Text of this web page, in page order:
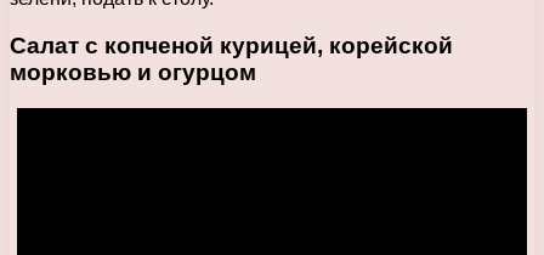
Салат с копченой курицей, корейской
морковью и огурцом